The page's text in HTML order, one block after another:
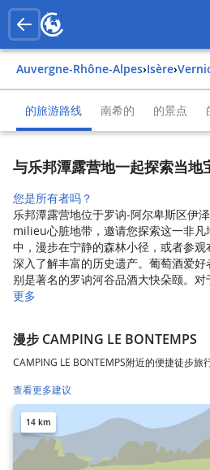
Auvergne-Rhône-Alpes› Isère›
的旅游路线 南希的 的景点
与乐邦潭露营地一起探索当地
您是所有者吗？
乐邦潭露营地位于罗讷-阿尔卑斯区伊
milieu心脏地带，邀请您探索这一非凡
中，漫步在宁静的森林小径，或者参观
深入了解丰富的历史遗产。葡萄酒爱
别是著名的罗讷河谷品酒大快朵颐。
更多
漫步 CAMPING LE BONTEMPS
CAMPING LE BONTEMPS附近的便捷徒步旅行
查看更多建议
14 km